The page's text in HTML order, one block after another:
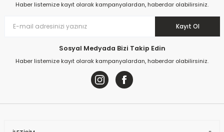
Haber listemize kayıt olarak kampanyalardan, haberdar olabilirsiniz.
Kayıt Ol
Sosyal Medyada Bizi Takip Edin
Haber listemize kayıt olarak kampanyalardan, haberdar olabilirsiniz.